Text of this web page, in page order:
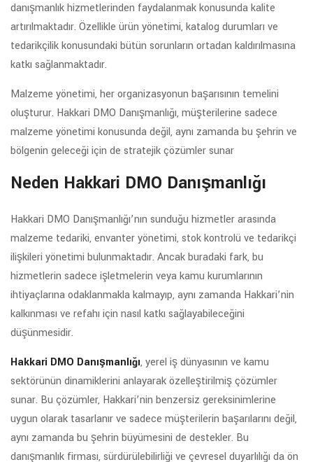
danışmanlık hizmetlerinden faydalanmak konusunda kalite
artırılmaktadır. Özellikle ürün yönetimi, katalog durumları ve
tedarikçilik konusundaki bütün sorunların ortadan kaldırılmasına
katkı sağlanmaktadır.
Malzeme yönetimi, her organizasyonun başarısının temelini
oluşturur. Hakkari DMO Danışmanlığı, müşterilerine sadece
malzeme yönetimi konusunda değil, aynı zamanda bu şehrin ve
bölgenin geleceği için de stratejik çözümler sunar
Neden Hakkari DMO Danışmanlığı
Hakkari DMO Danışmanlığı’nın sunduğu hizmetler arasında
malzeme tedariki, envanter yönetimi, stok kontrolü ve tedarikçi
ilişkileri yönetimi bulunmaktadır. Ancak buradaki fark, bu
hizmetlerin sadece işletmelerin veya kamu kurumlarının
ihtiyaçlarına odaklanmakla kalmayıp, aynı zamanda Hakkari’nin
kalkınması ve refahı için nasıl katkı sağlayabileceğini
düşünmesidir.
Hakkari DMO Danışmanlığı, yerel iş dünyasının ve kamu
sektörünün dinamiklerini anlayarak özelleştirilmiş çözümler
sunar. Bu çözümler, Hakkari’nin benzersiz gereksinimlerine
uygun olarak tasarlanır ve sadece müşterilerin başarılarını değil,
aynı zamanda bu şehrin büyümesini de destekler. Bu
danışmanlık firması, sürdürülebilirliği ve çevresel duyarlılığı da ön